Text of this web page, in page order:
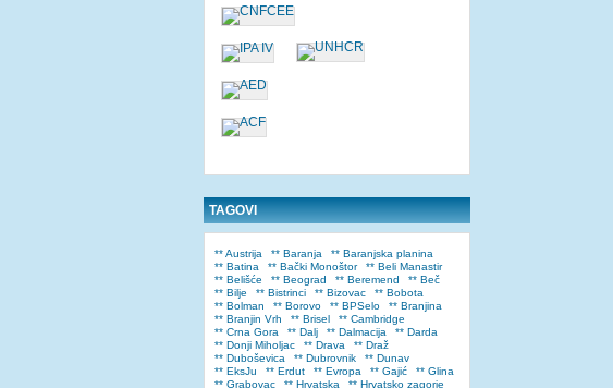
TAGOVI
** Austrija ** Baranja
** Baranjska planina
** Batina
** Bački Monoštor
** Beli Manastir
** Belišće
** Beograd ** Beremend
** Beč
** Bilje
** Bistrinci ** Bizovac
** Bobota
** Bolman
** Borovo ** BPSelo
** Branjina
** Branjin Vrh
** Brisel
** Cambridge
** Crna Gora
** Dalj ** Dalmacija
** Darda
** Donji Miholjac
** Drava
** Draž
** Duboševica
** Dubrovnik
** Dunav
** EksJu
** Erdut ** Evropa ** Gajić
** Glina
** Grabovac
** Hrvatska
** Hrvatsko zagorje